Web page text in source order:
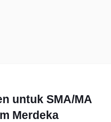
untuk SMA/MA
Merdeka